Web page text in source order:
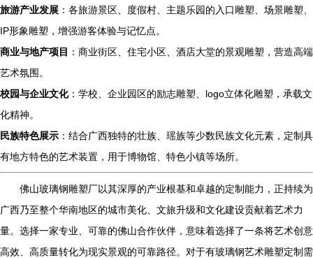
旅游产业发展 ：各旅游景区、度假村、主题乐园的入口雕塑、场景雕塑、
IP形象雕塑，增强游客体验与记忆点。
商业与地产项目 ：商业街区、住宅小区、酒店大堂的景观雕塑，营造高端
艺术氛围。
校园与企业文化：学校、企业园区的励志雕塑、logo立体化雕塑，承载文
化精神。
民族特色展示 ：结合广西独特的壮族、瑶族等少数民族文化元素，定制具
有地方特色的艺术装置，用于博物馆、特色小镇等场所。
佛山玻璃钢雕塑厂以其深厚的产业根基和卓越的定制能力，正持续为
广西乃至整个华南地区的城市美化、文旅升级和文化建设贡献着艺术力
量。选择一家专业、可靠的佛山合作伙伴，意味着选择了一条将艺术创意
高效、高质量转化为现实景观的可靠路径。对于有玻璃钢艺术雕塑定制需